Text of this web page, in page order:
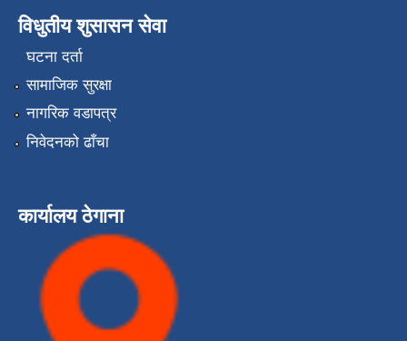
विधुतीय शुसासन सेवा
घटना दर्ता
सामाजिक सुरक्षा
नागरिक वडापत्र
निवेदनको ढाँचा
कार्यालय ठेगाना